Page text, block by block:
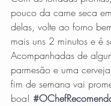
pouco da carne seca
delas, volte ao forno
mais uns 2 minutos e é
Acompanhadas de
parmesão e uma
fim de semana vai
boa!